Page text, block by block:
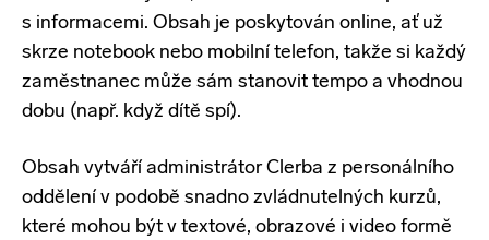
s informacemi. Obsah je poskytován online, ať už
skrze notebook nebo mobilní telefon, takže si každý
zaměstnanec může sám stanovit tempo a vhodnou
dobu (např. když dítě spí).
Obsah vytváří administrátor Clerba z personálního
oddělení v podobě snadno zvládnutelných kurzů,
které mohou být v textové, obrazové i video formě